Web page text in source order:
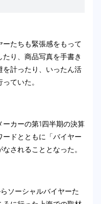
たちも緊張感をもって
り、商品写真を手書き
計ったり、いったん活
ていた。
カーの第1四半期の決算
ドとともに「バイヤー
されることとなった。
ソーシャルバイヤーた